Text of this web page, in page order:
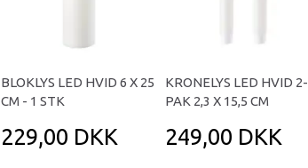
BLOKLYS LED HVID 6 X 25
CM - 1 STK
229,00 DKK
KRONELYS LED HVID 2-
PAK 2,3 X 15,5 CM
249,00 DKK